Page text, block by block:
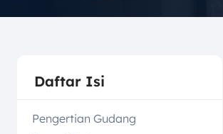
Daftar Isi
Pengertian Gudang